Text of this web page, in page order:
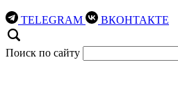
TELEGRAM ВКОНТАКТЕ
Поиск по сайту